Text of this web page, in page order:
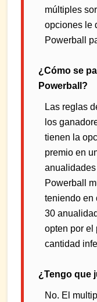
múltiples
opciones le
Powerball
¿Cómo se
Powerball?
Las reglas
los
tienen la
premio en
Powerball
teniendo en
30
opten por el
cantidad
¿Tengo que
No. El